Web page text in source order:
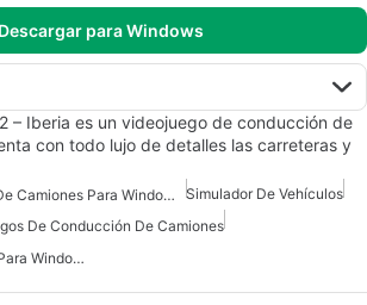
Descargar para Windows
– Iberia es un videojuego de conducción de
con todo lujo de detalles las carreteras y
Simulador De Camiones Para Windows 10
Simulador De Vehículos
De Conducción De Camiones
Simulador De Camiones Para Windows 7